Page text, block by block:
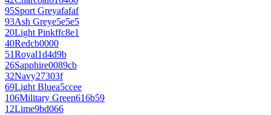
95Sport Greyafafaf
93Ash Greye5e5e5
20Light Pinkffc8e1
40Redcb0000
51Royal1d4d9b
26Sapphire0089cb
32Navy27303f
69Light Bluea5ccee
106Military Green616b59
12Lime9bd066